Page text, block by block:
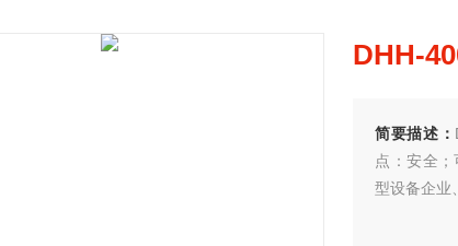
DHH-
简要描述：
点：安全
型设备企业